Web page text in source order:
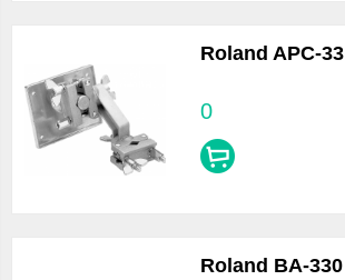
Roland APC-33
0
Roland BA-330